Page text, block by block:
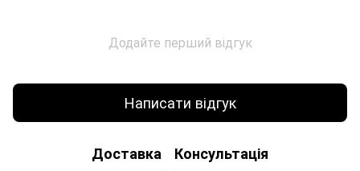
Додайте перший відгук
Написати відгук
Доставка Консультація